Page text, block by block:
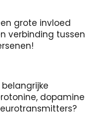
grote invloed
verbinding tussen
dopamine